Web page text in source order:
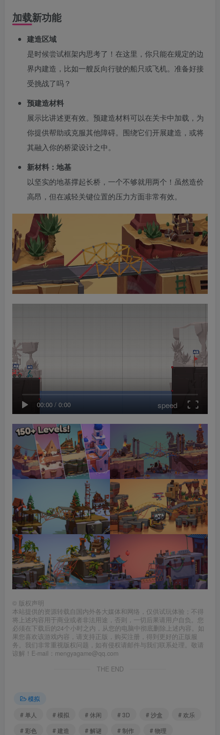
加载新功能
建造区域
是时候尝试框架内思考了！在这里，你只能在规定的边
界内建造，比如一艘反向行驶的船只或飞机。准备好接
受挑战了吗？
预建造材料
展示比讲述更有效。预建造材料可以在关卡中加载，为
你提供帮助或克服其他障碍。围绕它们开展建造，或将
其融入你的桥梁设计之中。
新材料：地基
以坚实的地基撑起长桥，一个不够就用两个！虽然造价
高昂，但在减轻关键位置的压力方面非常有效。
00:00 / 00:43 speed
© 版权声明
本站提供的资源转载自国内外各大媒体和网络，仅供试玩体验；不得
将上述内容用于商业或者非法用途，否则，一切后果请用户自负。您
必须在下载后的24个小时之内，从您的电脑中彻底删除上述内容。如
果您喜欢该游戏内容，请支持正版，购买注册，得到更好的正版服
务。我们非常重视版权问题，如有侵权请邮件与我们联系处理。敬请
谅解！E-mail：mengyagame@qq.com
THE END
模拟
# 单人
# 模拟 # 休闲 # 3D # 沙盒
# 欢乐
# 彩色
# 建造 # 解谜 # 制作
# 物理